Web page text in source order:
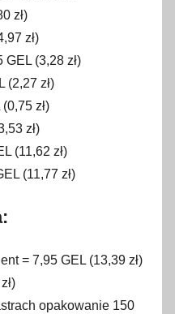
zł)
zł)
(3,28 zł)
(2,27 zł)
zł)
zł)
(11,62 zł)
(11,77 zł)
= 7,95 GEL (13,39 zł)
opakowanie 150